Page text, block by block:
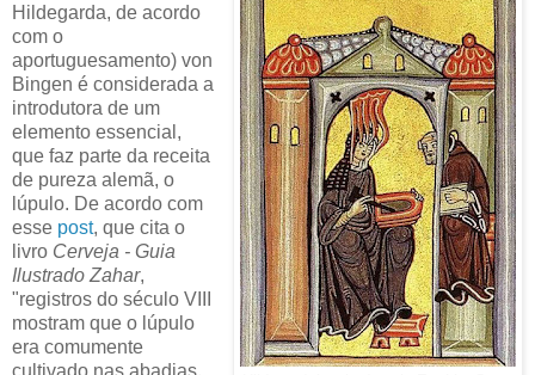
Hildegarda, de acordo
com o
aportuguesamento) von
Bingen é considerada a
introdutora de um
elemento essencial,
que faz parte da receita
de pureza alemã, o
lúpulo. De acordo com
esse post, que cita o
livro Cerveja - Guia
Ilustrado Zahar,
"registros do século VIII
mostram que o lúpulo
era comumente
cultivado nas abadias,